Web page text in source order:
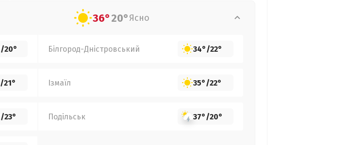
36°20°Ясно
/20° Білгород-Дністровський 34°/22°
/21° Ізмаїл 35°/22°
/23° Подільськ 37°/20°